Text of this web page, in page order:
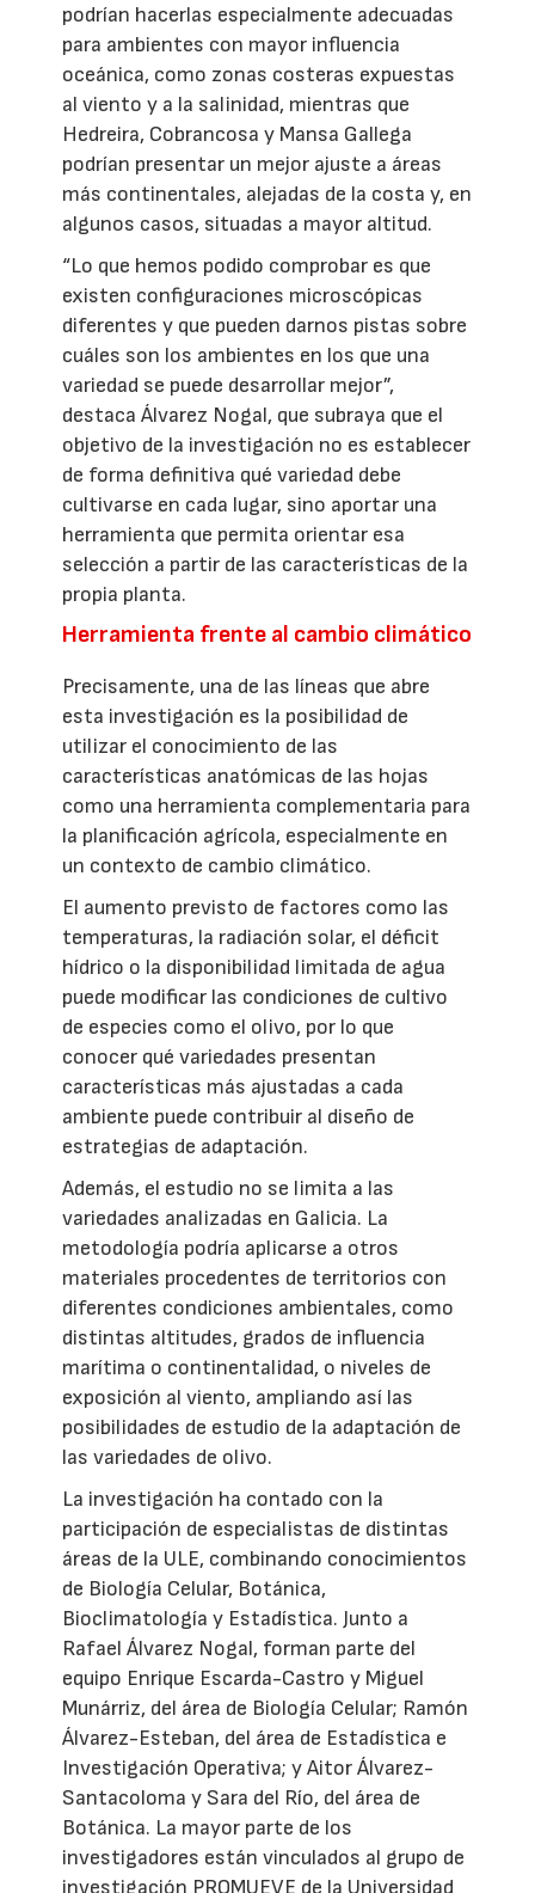
podrían hacerlas especialmente adecuadas
para ambientes con mayor influencia
oceánica, como zonas costeras expuestas
al viento y a la salinidad, mientras que
Hedreira, Cobrancosa y Mansa Gallega
podrían presentar un mejor ajuste a áreas
más continentales, alejadas de la costa y, en
algunos casos, situadas a mayor altitud.
“Lo que hemos podido comprobar es que
existen configuraciones microscópicas
diferentes y que pueden darnos pistas sobre
cuáles son los ambientes en los que una
variedad se puede desarrollar mejor”,
destaca Álvarez Nogal, que subraya que el
objetivo de la investigación no es establecer
de forma definitiva qué variedad debe
cultivarse en cada lugar, sino aportar una
herramienta que permita orientar esa
selección a partir de las características de la
propia planta.
Herramienta frente al cambio climático
Precisamente, una de las líneas que abre
esta investigación es la posibilidad de
utilizar el conocimiento de las
características anatómicas de las hojas
como una herramienta complementaria para
la planificación agrícola, especialmente en
un contexto de cambio climático.
El aumento previsto de factores como las
temperaturas, la radiación solar, el déficit
hídrico o la disponibilidad limitada de agua
puede modificar las condiciones de cultivo
de especies como el olivo, por lo que
conocer qué variedades presentan
características más ajustadas a cada
ambiente puede contribuir al diseño de
estrategias de adaptación.
Además, el estudio no se limita a las
variedades analizadas en Galicia. La
metodología podría aplicarse a otros
materiales procedentes de territorios con
diferentes condiciones ambientales, como
distintas altitudes, grados de influencia
marítima o continentalidad, o niveles de
exposición al viento, ampliando así las
posibilidades de estudio de la adaptación de
las variedades de olivo.
La investigación ha contado con la
participación de especialistas de distintas
áreas de la ULE, combinando conocimientos
de Biología Celular, Botánica,
Bioclimatología y Estadística. Junto a
Rafael Álvarez Nogal, forman parte del
equipo Enrique Escarda-Castro y Miguel
Munárriz, del área de Biología Celular; Ramón
Álvarez-Esteban, del área de Estadística e
Investigación Operativa; y Aitor Álvarez-
Santacoloma y Sara del Río, del área de
Botánica. La mayor parte de los
investigadores están vinculados al grupo de
investigación PROMUEVE de la Universidad